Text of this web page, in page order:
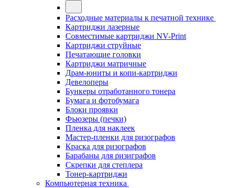
Расходные материалы к печатной технике
Картриджи лазерные
Совместимые картриджи NV-Print
Картриджи струйные
Печатающие головки
Картриджи матричные
Драм-юниты и копи-картриджи
Девелоперы
Бункеры отработанного тонера
Бумага и фотобумага
Блоки проявки
Фьюзеры (печки)
Пленка для наклеек
Мастер-пленки для ризографов
Краска для ризографов
Барабаны для ризиграфов
Скрепки для степлера
Тонер-картриджи
Компьютерная техника